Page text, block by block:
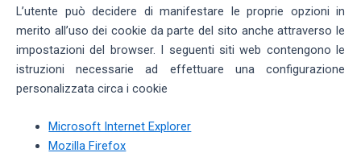
L’utente può decidere di manifestare le proprie opzioni in
merito all’uso dei cookie da parte del sito anche attraverso le
impostazioni del browser. I seguenti siti web contengono le
istruzioni necessarie ad effettuare una configurazione
personalizzata circa i cookie
Microsoft Internet Explorer
Mozilla Firefox